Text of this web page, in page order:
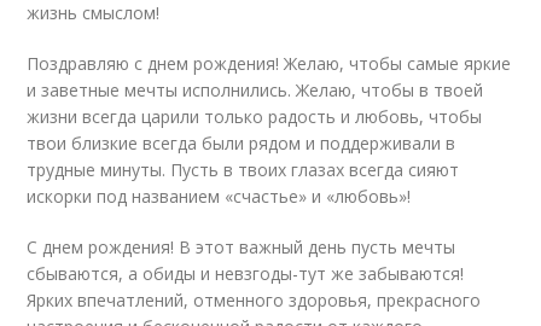
жизнь смыслом!
Поздравляю с днем рождения! Желаю, чтобы самые яркие
и заветные мечты исполнились. Желаю, чтобы в твоей
жизни всегда царили только радость и любовь, чтобы
твои близкие всегда были рядом и поддерживали в
трудные минуты. Пусть в твоих глазах всегда сияют
искорки под названием «счастье» и «любовь»!
С днем рождения! В этот важный день пусть мечты
сбываются, а обиды и невзгоды-тут же забываются!
Ярких впечатлений, отменного здоровья, прекрасного